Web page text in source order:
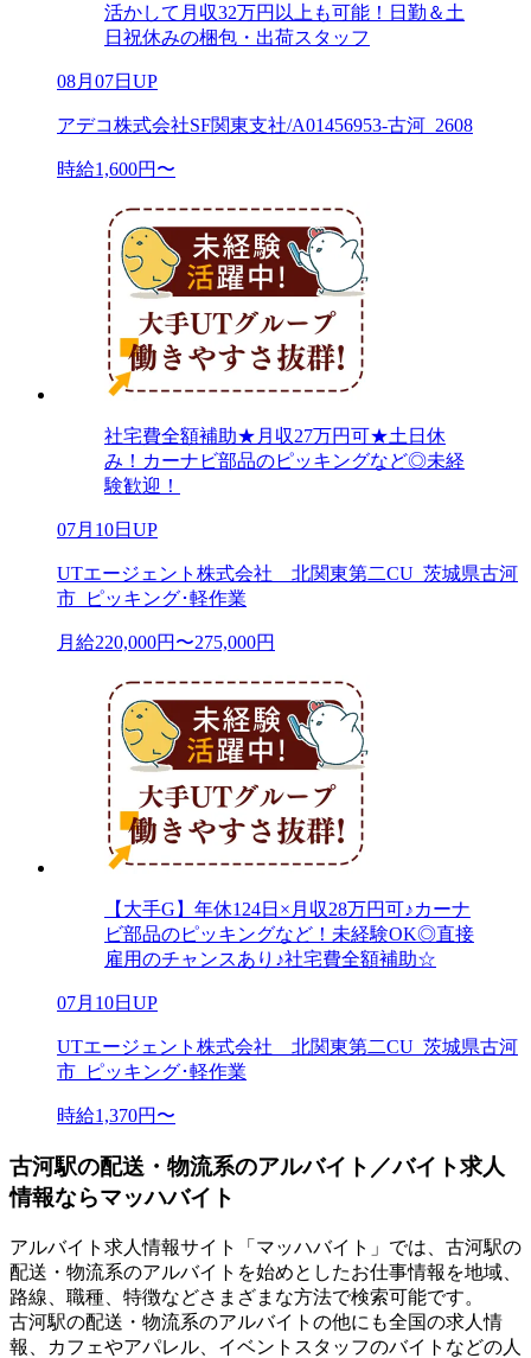
活かして月収32万円以上も可能！日勤＆土
日祝休みの梱包・出荷スタッフ
08月07日UP
アデコ株式会社SF関東支社/A01456953-古河_2608
時給1,600円〜
社宅費全額補助★月収27万円可★土日休
み！カーナビ部品のピッキングなど◎未経
験歓迎！
07月10日UP
UTエージェント株式会社 北関東第二CU_茨城県古河
市_ピッキング･軽作業
月給220,000円〜275,000円
【大手G】年休124日×月収28万円可♪カーナ
ビ部品のピッキングなど！未経験OK◎直接
雇用のチャンスあり♪社宅費全額補助☆
07月10日UP
UTエージェント株式会社 北関東第二CU_茨城県古河
市_ピッキング･軽作業
時給1,370円〜
古河駅の配送・物流系のアルバイト／バイト求人
情報ならマッハバイト
アルバイト求人情報サイト「マッハバイト」では、古河駅の
配送・物流系のアルバイトを始めとしたお仕事情報を地域、
路線、職種、特徴などさまざまな方法で検索可能です。
古河駅の配送・物流系のアルバイトの他にも全国の求人情
報、カフェやアパレル、イベントスタッフのバイトなどの人